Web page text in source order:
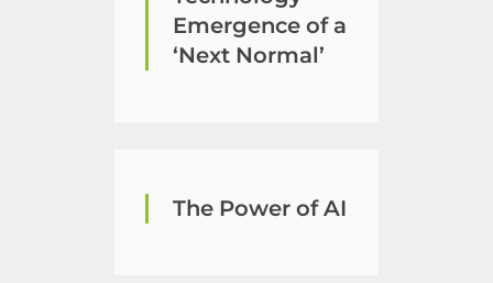
Emergence of a
‘Next Normal’
The Power of AI